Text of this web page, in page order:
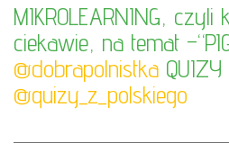
MIKROLEARNING,
ciekawie, na temat
@dobrapolnistka
@quizy_z_polskiego